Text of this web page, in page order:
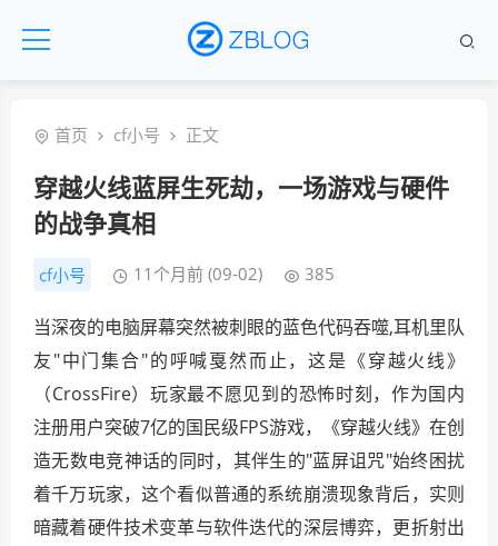
首页 cf小号 正文
穿越火线蓝屏生死劫，一场游戏与硬件
的战争真相
cf小号 11个月前 (09-02) 385
当深夜的电脑屏幕突然被刺眼的蓝色代码吞噬,耳机里队
友"中门集合"的呼喊戛然而止，这是《穿越火线》
（CrossFire）玩家最不愿见到的恐怖时刻，作为国内
注册用户突破7亿的国民级FPS游戏，《穿越火线》在创
造无数电竞神话的同时，其伴生的"蓝屏诅咒"始终困扰
着千万玩家，这个看似普通的系统崩溃现象背后，实则
暗藏着硬件技术变革与软件迭代的深层博弈，更折射出